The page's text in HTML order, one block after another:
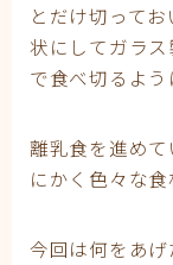
とだけ切って
状にしてガラ
で食べ切るよう
離乳食を進め
にかく色々な食
今回は何をあ